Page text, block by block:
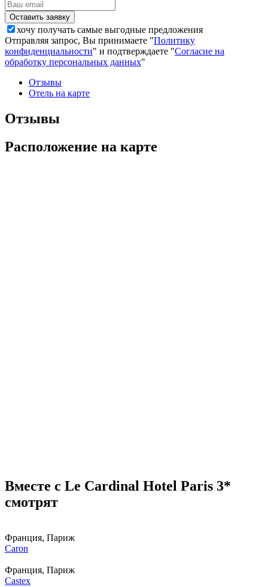
хочу получать самые выгодные предложения
Отправляя запрос, Вы принимаете "Политику
конфиденциальности" и подтверждаете "Согласие на
обработку персональных данных"
Отзывы
Отель на карте
Отзывы
Расположение на карте
Вместе с Le Cardinal Hotel Paris 3*
смотрят
Франция, Париж
Caron
Франция, Париж
Castex